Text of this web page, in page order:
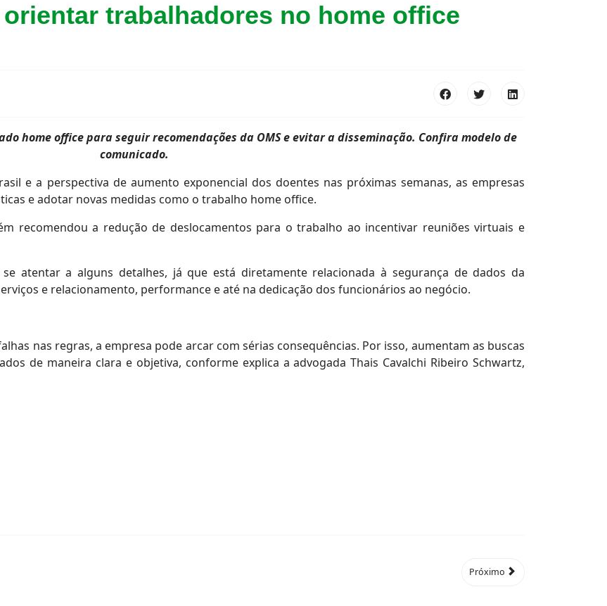
trabalhadores no home office
home office para seguir recomendações da OMS e evitar a disseminação. Confira modelo de
comunicado.
e a perspectiva de aumento exponencial dos doentes nas próximas semanas, as empresas
e adotar novas medidas como o trabalho home office.
recomendou a redução de deslocamentos para o trabalho ao incentivar reuniões virtuais e
atentar a alguns detalhes, já que está diretamente relacionada à segurança de dados da
e relacionamento, performance e até na dedicação dos funcionários ao negócio.
nas regras, a empresa pode arcar com sérias consequências. Por isso, aumentam as buscas
de maneira clara e objetiva, conforme explica a advogada Thais Cavalchi Ribeiro Schwartz,
Próximo